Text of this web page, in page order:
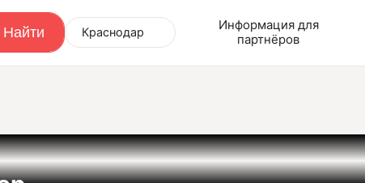
Краснодар
Информация для
партнёров